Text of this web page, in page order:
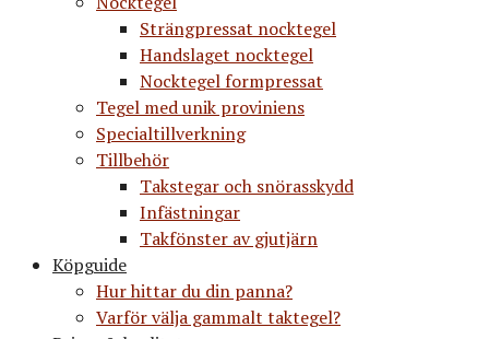
Strängpressat nocktegel
Handslaget nocktegel
Nocktegel formpressat
Tegel med unik proviniens
Specialtillverkning
Tillbehör
Takstegar och snörasskydd
Infästningar
Takfönster av gjutjärn
Köpguide
Hur hittar du din panna?
Varför välja gammalt taktegel?